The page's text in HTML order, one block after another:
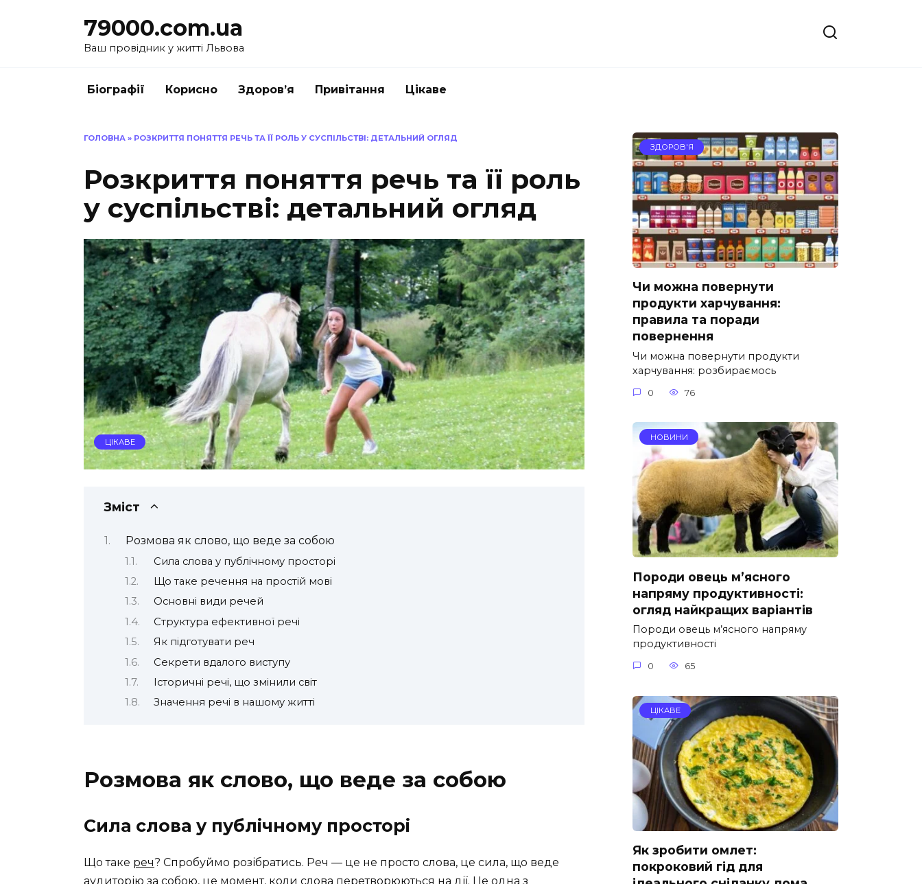
79000.com.ua
Ваш провідник у житті Львова
Біографії Корисно Здоров’я Привітання Цікаве
ГОЛОВНА » РОЗКРИТТЯ ПОНЯТТЯ РЕЧЬ ТА ЇЇ РОЛЬ У СУСПІЛЬСТВІ: ДЕТАЛЬНИЙ ОГЛЯД
Розкриття поняття речь та її роль
у суспільстві: детальний огляд
ЦІКАВЕ
Зміст
Розмова як слово, що веде за собою
Сила слова у публічному просторі
Що таке речення на простій мові
Основні види речей
Структура ефективної речі
Як підготувати реч
Секрети вдалого виступу
Історичні речі, що змінили світ
Значення речі в нашому житті
Розмова як слово, що веде за собою
Сила слова у публічному просторі
Що таке реч? Спробуймо розібратись. Реч — це не просто слова, це сила, що веде
аудиторію за собою, це момент, коли слова перетворюються на дії. Це одна з
ЗДОРОВ'Я
Чи можна повернути
продукти харчування:
правила та поради
повернення
Чи можна повернути продукти
харчування: розбираємось
0 76
НОВИНИ
Породи овець м’ясного
напряму продуктивності:
огляд найкращих варіантів
Породи овець м’ясного напряму
продуктивності
0 65
ЦІКАВЕ
Як зробити омлет:
покроковий гід для